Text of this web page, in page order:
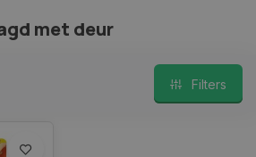
met deur
Filters